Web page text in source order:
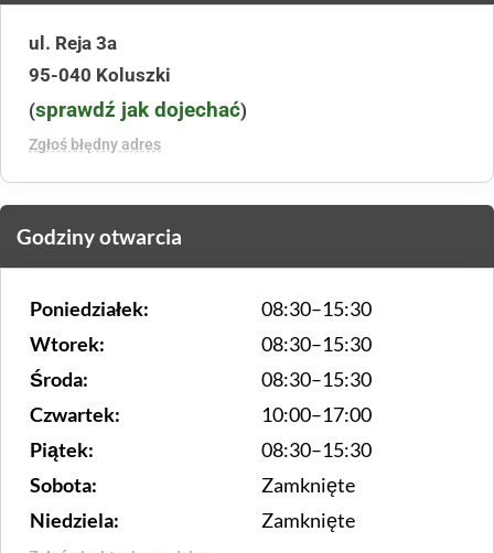
ul. Reja 3a
95-040 Koluszki
(sprawdź jak dojechać)
Zgłoś błędny adres
Godziny otwarcia
Poniedziałek:
08:30–15:30
Wtorek:
08:30–15:30
Środa:
08:30–15:30
Czwartek:
10:00–17:00
Piątek:
08:30–15:30
Sobota:
Zamknięte
Niedziela:
Zamknięte